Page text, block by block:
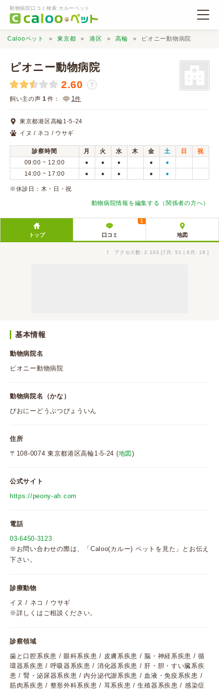
動物病院口コミ検索 カルーペット
動物病院検索
口コミ検索
Calooペットとは？
口コミ投稿
Calooペット 東京都 港区 高輪 ピオニー動物病院
ピオニー動物病院
2.60 ？
飼い主の声 1 件： 1件
東京都港区高輪1-5-24
イヌ / ネコ / ウサギ
診察時間 月 火 水 木 金 土 日
祝
09:00 ~ 12:00
● ● ● ● ●
14:00 ~ 17:00 ● ● ● ● ●
※休診日：木・日・祝
動物病院情報を編集する（関係者の方へ）
トップ 口コミ
1
地図
↑ アクセス数: 2,133 [7月: 51 | 6月: 18 ]
基本情報
動物病院名
ピオニー動物病院
動物病院名（かな）
ぴおにーどうぶつびょういん
住所
〒108-0074 東京都港区高輪1-5-24 (地図 )
公式サイト
https://peony-ah.com
電話
03-6450-3123
※お問い合わせの際は、「Caloo(カルー) ペットを見た」とお伝え
下さい。
診療動物
イヌ / ネコ / ウサギ
※詳しくはご相談ください。
診察領域
歯と口腔系疾患 / 眼科系疾患 / 皮膚系疾患 / 脳・神経系疾患 / 循
環器系疾患 / 呼吸器系疾患 / 消化器系疾患 / 肝・胆・すい臓系疾
患 / 腎・泌尿器系疾患 / 内分泌代謝系疾患 / 血液・免疫系疾患 /
筋肉系疾患 / 整形外科系疾患 / 耳系疾患 / 生殖器系疾患 / 感染症